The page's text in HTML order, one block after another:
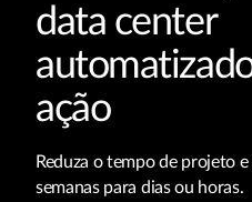
data center
ação
Reduza o tempo de projeto
semanas para dias ou horas.